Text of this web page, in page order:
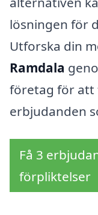
lösningen för
Utforska din
Ramdala
företag för att
erbjudanden
Få 3
förpliktelser